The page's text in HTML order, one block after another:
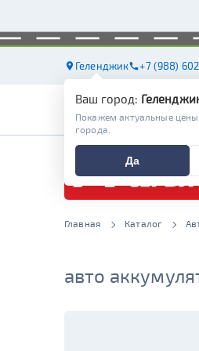
Геленджик +7 (988)
Главная Каталог
авто
Ваш город:
Покажем актуальные
города.
Да